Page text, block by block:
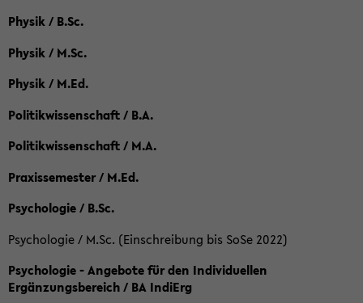
Physik / B.Sc.
Physik / M.Sc.
Physik / M.Ed.
Politikwissenschaft / B.A.
Politikwissenschaft / M.A.
Praxissemester / M.Ed.
Psychologie / B.Sc.
Psychologie / M.Sc. (Einschreibung bis SoSe 2022)
Psychologie - Angebote für den Individuellen
Ergänzungsbereich / BA IndiErg